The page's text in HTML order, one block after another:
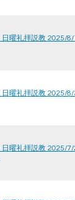
曜礼拝説教 2025/
曜礼拝説教 2025/
曜礼拝説教 2025/